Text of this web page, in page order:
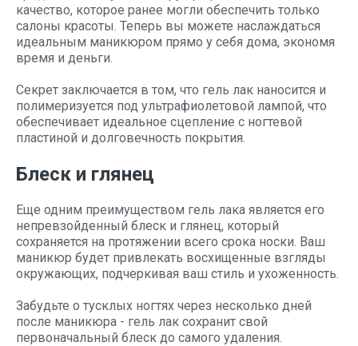
качество, которое ранее могли обеспечить только
салоны красоты. Теперь вы можете наслаждаться
идеальным маникюром прямо у себя дома, экономя
время и деньги.
Секрет заключается в том, что гель лак наносится и
полимеризуется под ультрафиолетовой лампой, что
обеспечивает идеальное сцепление с ногтевой
пластиной и долговечность покрытия.
Блеск и глянец
Еще одним преимуществом гель лака является его
непревзойденный блеск и глянец, который
сохраняется на протяжении всего срока носки. Ваш
маникюр будет привлекать восхищенные взгляды
окружающих, подчеркивая ваш стиль и ухоженность.
Забудьте о тусклых ногтях через несколько дней
после маникюра - гель лак сохранит свой
первоначальный блеск до самого удаления.